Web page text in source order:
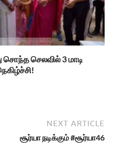
செலவில் 3 மாடி
NEXT ARTICLE
சூர்யா நடிக்கும் #சூர்யா46